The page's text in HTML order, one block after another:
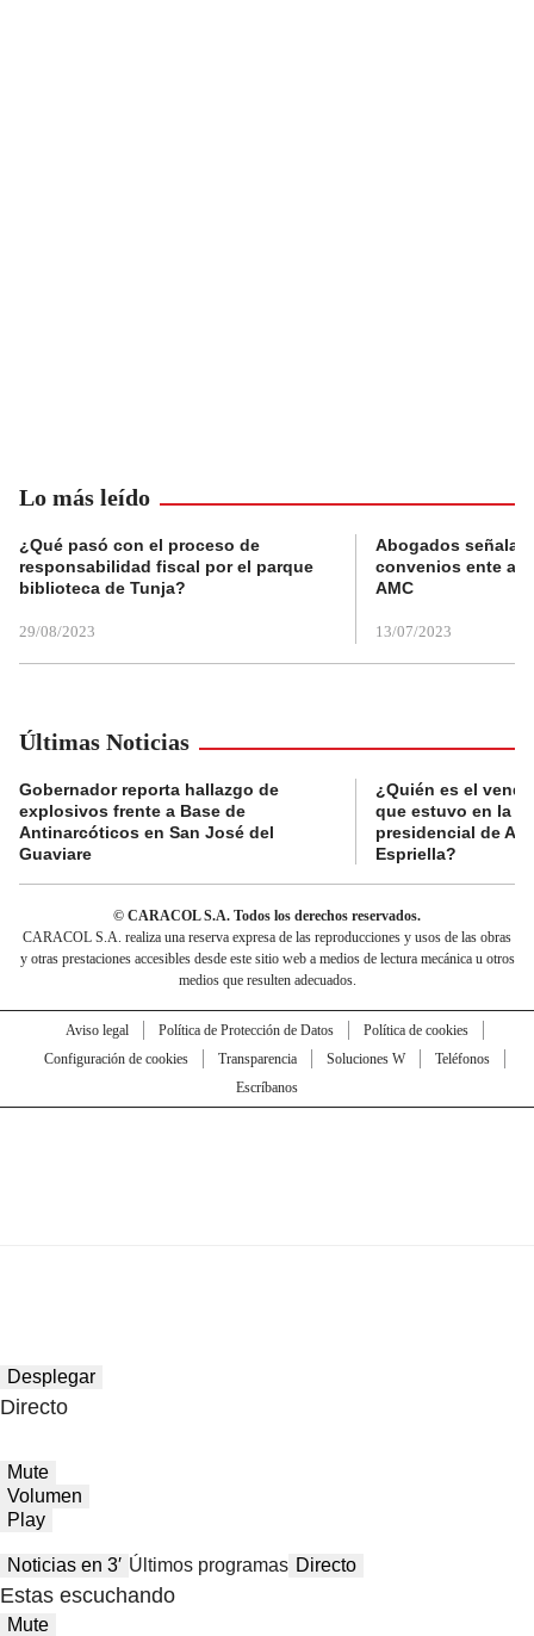
Lo más leído
¿Qué pasó con el proceso de
responsabilidad fiscal por el parque
biblioteca de Tunja?
29/08/2023
Abogados
convenios ente
AMC
13/07/2023
Últimas Noticias
Gobernador reporta hallazgo de
explosivos frente a Base de
Antinarcóticos en San José del
Guaviare
¿Quién es el
que estuvo en la
presidencial de
Espriella?
© CARACOL S.A. Todos los derechos reservados.
CARACOL S.A. realiza una reserva expresa de las reproducciones y usos de las obras
y otras prestaciones accesibles desde este sitio web a medios de lectura mecánica u otros
medios que resulten adecuados.
Aviso legal Política de Protección de Datos
Política de cookies
Configuración de cookies
Transparencia Soluciones W
Teléfonos
Escríbanos
Desplegar
Directo
Mute
Volumen
Play
Noticias en 3′ Últimos programas Directo
Estas escuchando
Mute